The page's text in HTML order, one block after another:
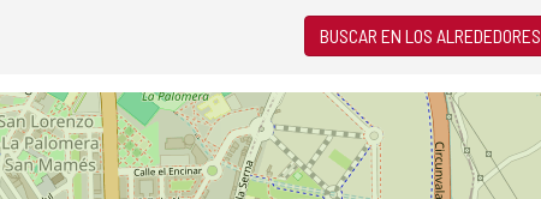
BUSCAR EN LOS ALREDEDORES